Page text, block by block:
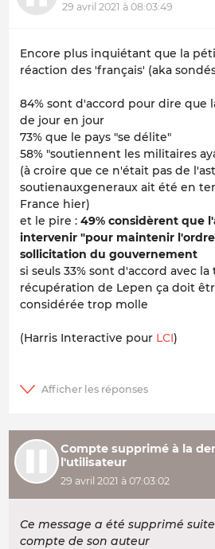
29 avril 2021 à 08:03:49
Encore plus inquiétant que la
réaction des 'français' (aka
84% sont d'accord pour dire que
de jour en jour
73% que le pays "se délite"
58% "soutiennent les militaires
(à croire que ce n'était pas de
soutienauxgeneraux ait été en
France hier)
et le pire : 49% considèrent que
intervenir "pour maintenir
sollicitation du gouvernement
si seuls 33% sont d'accord avec
récupération de Lepen ça doit
considérée trop molle
(Harris Interactive pour LCI)
Compte supprimé à la
l'utilisateur
29 avril 2021 à 07:03:02
Ce message a été supprimé
compte de son auteur